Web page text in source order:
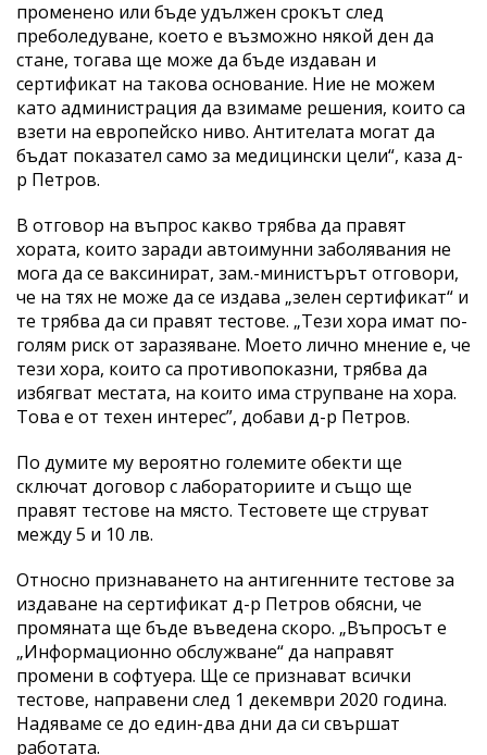
променено или бъде удължен срокът след
преболедуване, което е възможно някой ден да
стане, тогава ще може да бъде издаван и
сертификат на такова основание. Ние не можем
като администрация да взимаме решения, които са
взети на европейско ниво. Антителата могат да
бъдат показател само за медицински цели“, каза д-
р Петров.
В отговор на въпрос какво трябва да правят
хората, които заради автоимунни заболявания не
мога да се ваксинират, зам.-министърът отговори,
че на тях не може да се издава „зелен сертификат“ и
те трябва да си правят тестове. „Тези хора имат по-
голям риск от заразяване. Моето лично мнение е, че
тези хора, които са противопоказни, трябва да
избягват местата, на които има струпване на хора.
Това е от техен интерес”, добави д-р Петров.
По думите му вероятно големите обекти ще
сключат договор с лабораториите и също ще
правят тестове на място. Тестовете ще струват
между 5 и 10 лв.
Относно признаването на антигенните тестове за
издаване на сертификат д-р Петров обясни, че
промяната ще бъде въведена скоро. „Въпросът е
„Информационно обслужване“ да направят
промени в софтуера. Ще се признават всички
тестове, направени след 1 декември 2020 година.
Надяваме се до един-два дни да си свършат
работата.